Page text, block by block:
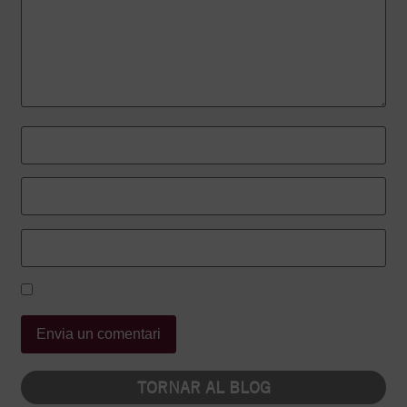
TORNAR AL BLOG